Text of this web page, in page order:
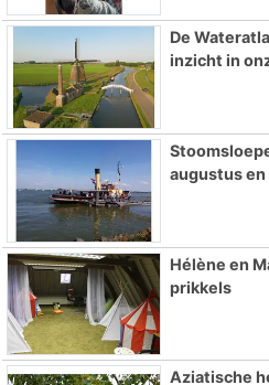
De
inzicht in
augustus
Hélène en
prikkels
Aziatische